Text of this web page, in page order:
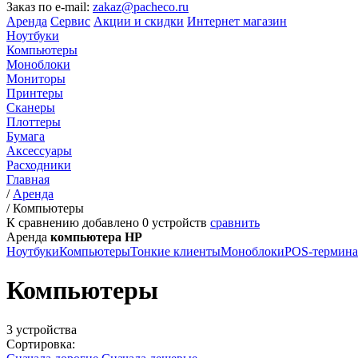
Заказ по e-mail: zakaz@pacheco.ru
Аренда Сервис Акции и скидки Интернет магазин
Ноутбуки
Компьютеры
Моноблоки
Мониторы
Принтеры
Сканеры
Плоттеры
Бумага
Аксессуары
Расходники
Главная
/ Аренда
/Компьютеры
К сравнению добавлено 0 устройств сравнить
Аренда компьютера HP
НоутбукиКомпьютерыТонкие клиентыМоноблокиPOS-
Компьютеры
3 устройства
Сортировка: